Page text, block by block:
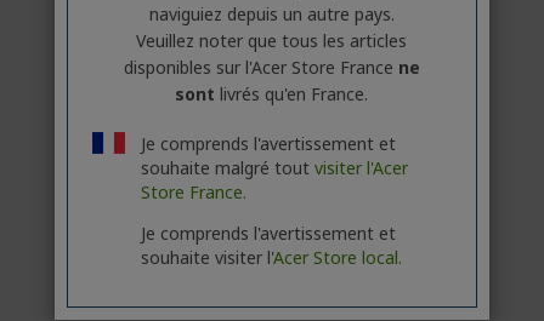
naviguiez depuis un autre pays.
Veuillez noter que tous les articles
disponibles sur l'Acer Store France ne
sont livrés qu'en France.
Je comprends l'avertissement et
souhaite malgré tout visiter l'Acer
Store France.
Je comprends l'avertissement et
souhaite visiter l'Acer Store local.